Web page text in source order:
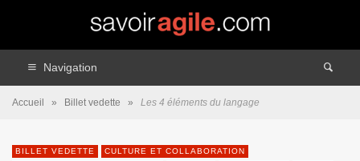
Navigation
Accueil » Billet vedette » Les 4 éléments du langage
BILLET VEDETTE
CULTURE ET COLLABORATION